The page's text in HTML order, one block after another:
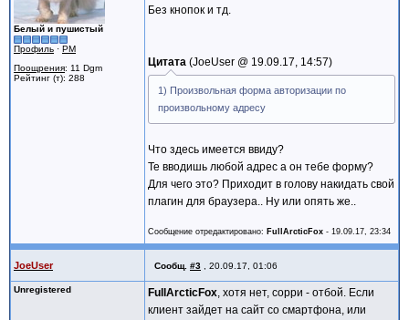
Белый и пушистый
Профиль · PM
Поощрения: 11 Dgm
Рейтинг (т): 288
Без кнопок и тд.
Цитата JoeUser @ 19.09.17, 14:57
1) Произвольная форма авторизации по
произвольному адресу
Что здесь имеется ввиду?
Те вводишь любой адрес а он тебе форму?
Для чего это? Приходит в голову накидать свой
плагин для браузера.. Ну или опять же..
Сообщение отредактировано: FullArcticFox - 19.09.17, 23:34
JoeUser Сообщ. #3 20.09.17, 01:06
Unregistered FullArcticFox, хотя нет, сорри - отбой. Если
клиент зайдет на сайт со смартфона, или